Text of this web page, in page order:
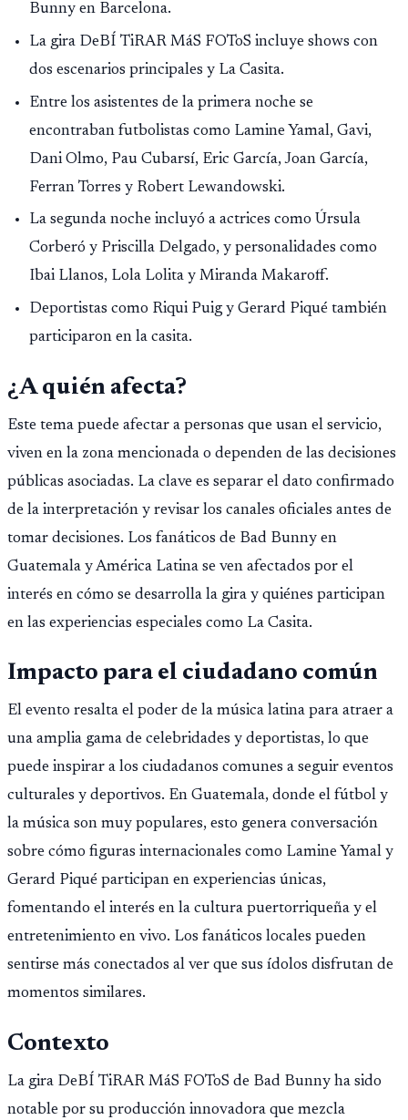
Bunny en Barcelona.
La gira DeBÍ TiRAR MáS FOToS incluye shows con
dos escenarios principales y La Casita.
Entre los asistentes de la primera noche se
encontraban futbolistas como Lamine Yamal, Gavi,
Dani Olmo, Pau Cubarsí, Eric García, Joan García,
Ferran Torres y Robert Lewandowski.
La segunda noche incluyó a actrices como Úrsula
Corberó y Priscilla Delgado, y personalidades como
Ibai Llanos, Lola Lolita y Miranda Makaroff.
Deportistas como Riqui Puig y Gerard Piqué también
participaron en la casita.
¿A quién afecta?
Este tema puede afectar a personas que usan el servicio,
viven en la zona mencionada o dependen de las decisiones
públicas asociadas. La clave es separar el dato confirmado
de la interpretación y revisar los canales oficiales antes de
tomar decisiones. Los fanáticos de Bad Bunny en
Guatemala y América Latina se ven afectados por el
interés en cómo se desarrolla la gira y quiénes participan
en las experiencias especiales como La Casita.
Impacto para el ciudadano común
El evento resalta el poder de la música latina para atraer a
una amplia gama de celebridades y deportistas, lo que
puede inspirar a los ciudadanos comunes a seguir eventos
culturales y deportivos. En Guatemala, donde el fútbol y
la música son muy populares, esto genera conversación
sobre cómo figuras internacionales como Lamine Yamal y
Gerard Piqué participan en experiencias únicas,
fomentando el interés en la cultura puertorriqueña y el
entretenimiento en vivo. Los fanáticos locales pueden
sentirse más conectados al ver que sus ídolos disfrutan de
momentos similares.
Contexto
La gira DeBÍ TiRAR MáS FOToS de Bad Bunny ha sido
notable por su producción innovadora que mezcla